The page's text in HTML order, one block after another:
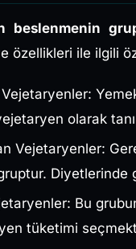
beslenmenin
özellikleri ile ilgili
olarak
Vejetaryenler:
Diyetlerinde
Bu
tüketimi